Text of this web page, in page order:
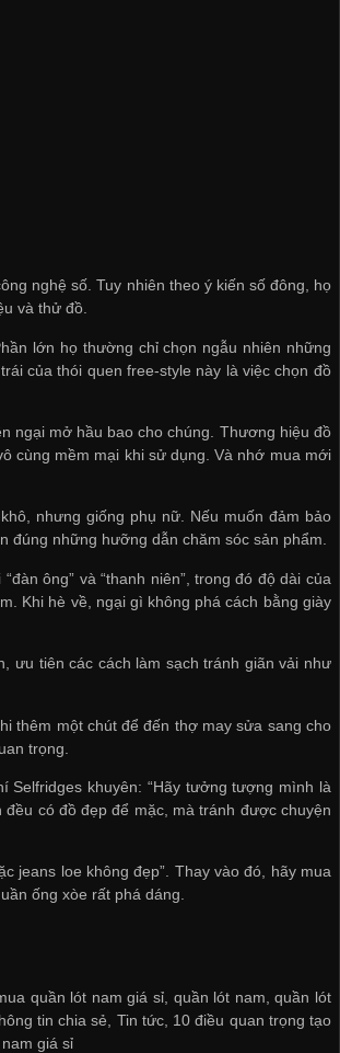
nghệ số. Tuy nhiên theo ý kiến số đông, họ
và thử đồ.
lớn họ thường chỉ chọn ngẫu nhiên những
của thói quen free-style này là việc chọn đồ
ngại mở hầu bao cho chúng. Thương hiệu đồ
cùng mềm mại khi sử dụng. Và nhớ mua mới
nhưng giống phụ nữ. Nếu muốn đảm bảo
đúng những hưỡng dẫn chăm sóc sản phẩm.
ông” và “thanh niên”, trong đó độ dài của
Khi hè về, ngại gì không phá cách bằng giày
ưu tiên các cách làm sạch tránh giãn vải như
thêm một chút để đến thợ may sửa sang cho
trọng.
Selfridges khuyên: “Hãy tưởng tượng mình là
có đồ đẹp để mặc, mà tránh được chuyện
jeans loe không đẹp”. Thay vào đó, hãy mua
ống xòe rất phá dáng.
quần lót nam giá sỉ, quần lót nam, quần lót
tin chia sẻ Tin tức, 10 điều quan trọng tạo
giá sỉ